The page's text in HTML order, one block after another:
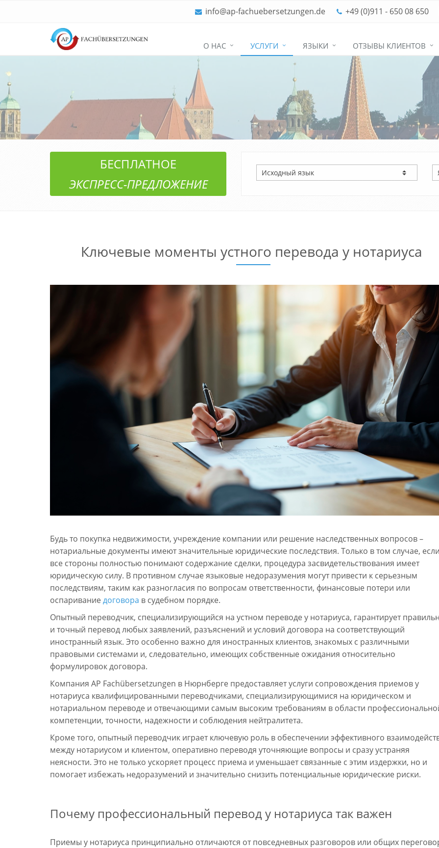
info@ap-fachuebersetzungen.de +49 (0)911 - 650 08 650
Пропустить
навигацию
О НАС УСЛУГИ ЯЗЫКИ ОТЗЫВЫ КЛИЕНТОВ
БЕСПЛАТНОЕ
ЭКСПРЕСС-ПРЕДЛОЖЕНИЕ
Ключевые моменты устного перевода у нотариуса
Будь то покупка недвижимости, учреждение компании или решение наследственных вопросов –
нотариальные документы имеют значительные юридические последствия. Только в том случае, если
все стороны полностью понимают содержание сделки, процедура засвидетельствования имеет
юридическую силу. В противном случае языковые недоразумения могут привести к серьезным
последствиям, таким как разногласия по вопросам ответственности, финансовые потери или
оспариваниедоговора в судебном порядке.
Опытный переводчик, специализирующийся на устном переводе у нотариуса, гарантирует
и точный перевод любых заявлений, разъяснений и условий договора на соответствующий
иностранный язык. Это особенно важно для иностранных клиентов, знакомых с различными
правовыми системами и, следовательно, имеющих собственные ожидания относительно
формулировок договора.
Компания AP Fachübersetzungen в Нюрнберге предоставляет услуги сопровождения приемов у
нотариуса квалифицированными переводчиками, специализирующимися на юридическом и
нотариальном переводе и отвечающими самым высоким требованиям в области
компетенции, точности, надежности и соблюдения нейтралитета.
Кроме того, опытный переводчик играет ключевую роль в обеспечении эффективного
между нотариусом и клиентом, оперативно переводя уточняющие вопросы и сразу устраняя
неясности. Это не только ускоряет процесс приема и уменьшает связанные с этим издержки, но и
помогает избежать недоразумений и значительно снизить потенциальные юридические риски.
Почему профессиональный перевод у нотариуса так важен
Приемы у нотариуса принципиально отличаются от повседневных разговоров или общих